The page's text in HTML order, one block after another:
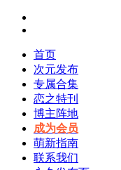
首页
次元发布
专属合集
恋之特刊
博主阵地
成为会员
萌新指南
联系我们